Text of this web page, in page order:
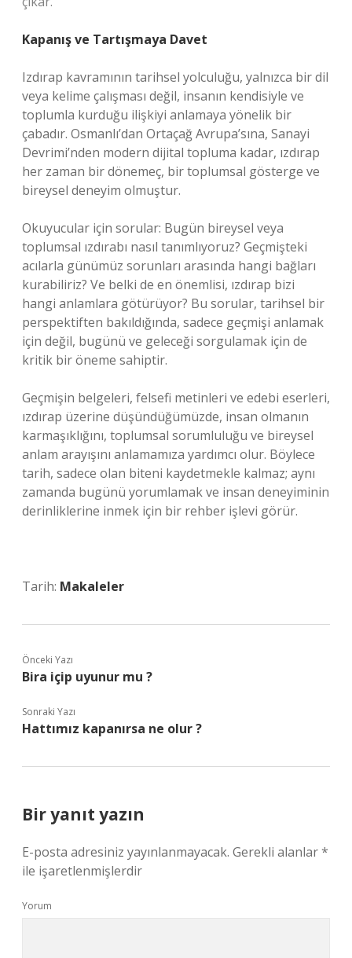
Kapanış ve Tartışmaya Davet
Izdırap kavramının tarihsel yolculuğu, yalnızca bir dil
veya kelime çalışması değil, insanın kendisiyle ve
toplumla kurduğu ilişkiyi anlamaya yönelik bir
çabadır. Osmanlı’dan Ortaçağ Avrupa’sına, Sanayi
Devrimi’nden modern dijital topluma kadar, ızdırap
her zaman bir dönemeç, bir toplumsal gösterge ve
bireysel deneyim olmuştur.
Okuyucular için sorular: Bugün bireysel veya
toplumsal ızdırabı nasıl tanımlıyoruz? Geçmişteki
acılarla günümüz sorunları arasında hangi bağları
kurabiliriz? Ve belki de en önemlisi, ızdırap bizi
hangi anlamlara götürüyor? Bu sorular, tarihsel bir
perspektiften bakıldığında, sadece geçmişi anlamak
için değil, bugünü ve geleceği sorgulamak için de
kritik bir öneme sahiptir.
Geçmişin belgeleri, felsefi metinleri ve edebi eserleri,
ızdırap üzerine düşündüğümüzde, insan olmanın
karmaşıklığını, toplumsal sorumluluğu ve bireysel
anlam arayışını anlamamıza yardımcı olur. Böylece
tarih, sadece olan biteni kaydetmekle kalmaz; aynı
zamanda bugünü yorumlamak ve insan deneyiminin
derinliklerine inmek için bir rehber işlevi görür.
Tarih: Makaleler
Önceki Yazı
Bira içip uyunur mu ?
Sonraki Yazı
Hattımız kapanırsa ne olur ?
Bir yanıt yazın
E-posta adresiniz yayınlanmayacak. Gerekli alanlar*
ile işaretlenmişlerdir
Yorum